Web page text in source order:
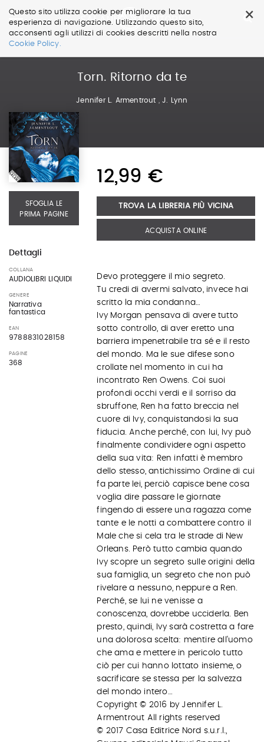
×
Questo sito utilizza cookie per migliorare la tua
esperienza di navigazione. Utilizzando questo sito,
acconsenti agli utilizzi di cookies descritti nella nostra
Cookie Policy.
Salta
Torn. Ritorno da te
Jennifer L. Armentrout ,J. Lynn
SFOGLIA LE
PRIMA PAGINE
Dettagli
COLLANA
AUDIOLIBRI LIQUIDI
GENERE
Narrativa
fantastica
EAN
9788831028158
PAGINE
368
12,99 €
TROVA LA LIBRERIA PIÙ VICINA
ACQUISTA ONLINE
Devo proteggere il mio segreto.
Tu credi di avermi salvato, invece hai
scritto la mia condanna…
Ivy Morgan pensava di avere tutto
sotto controllo, di aver eretto una
barriera impenetrabile tra sé e il resto
del mondo. Ma le sue difese sono
crollate nel momento in cui ha
incontrato Ren Owens. Coi suoi
profondi occhi verdi e il sorriso da
sbruffone, Ren ha fatto breccia nel
cuore di Ivy, conquistandosi la sua
fiducia. Anche perché, con lui, Ivy può
finalmente condividere ogni aspetto
della sua vita: Ren infatti è membro
dello stesso, antichissimo Ordine di cui
fa parte lei, perciò capisce bene cosa
voglia dire passare le giornate
fingendo di essere una ragazza come
tante e le notti a combattere contro il
Male che si cela tra le strade di New
Orleans. Però tutto cambia quando
Ivy scopre un segreto sulle origini della
sua famiglia, un segreto che non può
rivelare a nessuno, neppure a Ren.
Perché, se lui ne venisse a
conoscenza, dovrebbe ucciderla. Ben
presto, quindi, Ivy sarà costretta a fare
una dolorosa scelta: mentire all'uomo
che ama e mettere in pericolo tutto
ciò per cui hanno lottato insieme, o
sacrificare se stessa per la salvezza
del mondo intero…
Copyright © 2016 by Jennifer L.
Armentrout All rights reserved
© 2017 Casa Editrice Nord s.u.r.l.,